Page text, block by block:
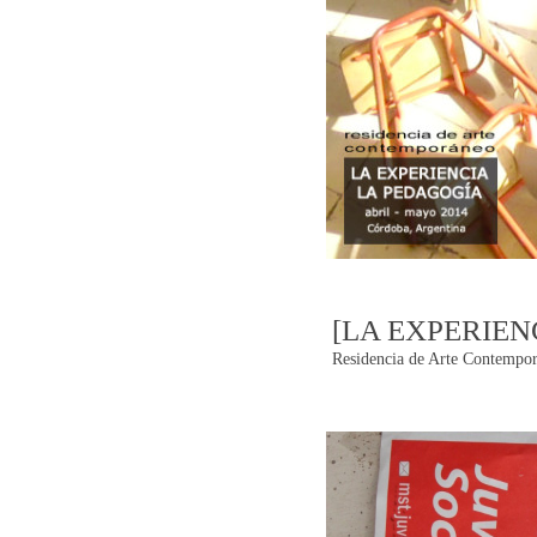
[LA
Residencia de Arte
Post